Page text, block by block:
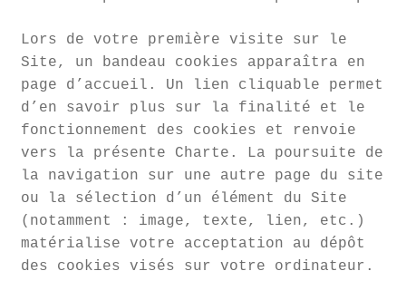
Lors de votre première visite sur le
Site, un bandeau cookies apparaîtra en
page d’accueil. Un lien cliquable permet
d’en savoir plus sur la finalité et le
fonctionnement des cookies et renvoie
vers la présente Charte. La poursuite de
la navigation sur une autre page du site
ou la sélection d’un élément du Site
(notamment : image, texte, lien, etc.)
matérialise votre acceptation au dépôt
des cookies visés sur votre ordinateur.